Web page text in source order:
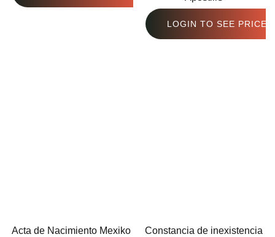
LOGIN TO SEE PRICE
Acta de Nacimiento Mexiko
Constancia de inexistencia